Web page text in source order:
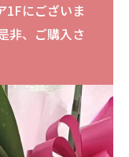
1Fにございま
非、ご購入さ